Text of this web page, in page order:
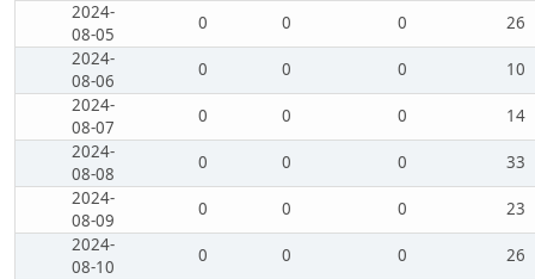
2024-
08-05
0 0 0
26
2024-
08-06
0 0 0
10
2024-
08-07
0 0 0
14
2024-
08-08
0 0 0
33
2024-
08-09
0 0 0
23
2024-
08-10
0 0 0
26